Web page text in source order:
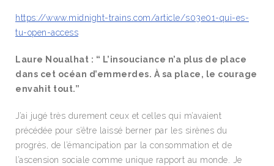
https://www.midnight-trains.com/article/s03e01-qui-es-
tu-open-access
Laure Noualhat : “ L’insouciance n’a plus de place
dans cet océan d’emmerdes. À sa place, le courage
envahit tout.”
J’ai jugé très durement ceux et celles qui m’avaient
précédée pour s’être laissé berner par les sirènes du
progrès, de l’émancipation par la consommation et de
l’ascension sociale comme unique rapport au monde. Je